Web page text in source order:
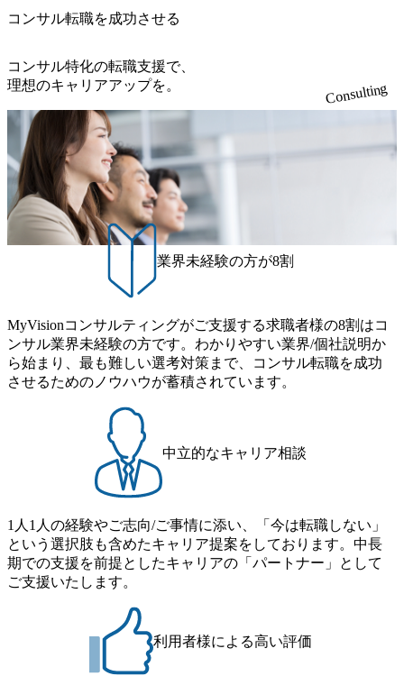
かの実務経験を有する方 - MBB及び戦略ファームでのコ
ンサルティング経験2年以上 - BIG4のStrategy部門におけ
ミュニケーション能力をお持ちの方 ・最新のトレンド・テ
ーマや事例にキャッチアップし、バイタリティーを持って
向を把握し、クライアントや自社への提案などに積極的に
関わることができる方 ・スケジューリング(優先順位付け含
む)など、ビジネスベーシックスキルが習得できている方
てプロジェクト全体の品質担保やマネジメント全般を担
り、クライアントとのリレーションを発展・拡大させるこ
とをミッションとする。自社へ提言の質を常に高く担保す
る責任を担う。 ● 裁量権 弊社は2019年11月に設立され、成
長期といわれるフェーズにあります。 事業・組織を拡大し
ていく時期のため、メンバーや組織がスケールしていく過
程を体感できます。 また、希望者はパートナー以外でも大
手役員の方へのセールスにも参加できる環境です。 自ら案
件を取り、プロジェクト体制を作っていくことも可能で
す。 ● 事業会社機能にも携われる 弊社にはコンサルティン
グ事業以外にもSaaSプロダクト・メディア・地方創生事業
があるため、上記事業に携わることも可能です。コンサル
タントとしての経験を活かしながら自らプロダクト開発や
自社の業務改善ができます。(希望者のみとなります) ● BIG
4・アクセンチュアをはじめとした大手外資系コンサルファ
ーム出身者が多く集まっています ● 平均年齢は35歳で、幅
広い年齢の方が活躍しています ● インダストリー・ソリュ
ーションで区切られていない組織です(ワンプール制) ● 海外
事業拠点をシンガポールに設立し、グローバル案件に対応
するコンサルティング体制を構築しています 東京都中央区
八重洲2-2-1 東京ミッドタウン八重洲 八重洲セントラルタワ
ー8階 受動喫煙対策 : 執務室内禁煙、ビル内喫煙室あり WE
B 書類選考通過後に、GAB試験に合格している方 ● テクノ
ロジーコンサルタント ・4年生大学卒業に限る ・大手総合
サルティング経験5年以上 ● 戦略コンサルタント ・4年生大
学卒業に限る ・以下のいずれかの実務経験を有する方
- MBB及び戦略ファームでのコンサルティング経験2年以
上 - BIG4のStrategy部門におけるコンサルティング経験2
プし、バイタリティーを持ってチャレンジできる方 ・自ら
コンサル業界やクライアント動向を把握し、クライアント
ス） 世界49カ国に約73万人以上（2024年5月時点）の社員を
擁し、世界120以上の国の企業を顧客に売上641億ドルを誇
を上回る規模感)、営業利益率も約15％と驚異的な数字とな
っている、売上・従業員数共にこの8年間で4倍近くの成長
を遂げていることから、今後も高い成長が見込まれる 多く
の技術者を抱えており、アビームコンサルティングに続い
て日本国内2番目にSAP認定コンサルタント制度の有資格者
数が多く、特にIT領域に強みを持つ グローバルのポジショ
ンに自由に応募できる社内の転職ツール「キャリアズ・マ
ーケットプレイス」が存在し、本ツールを活用で上司の引
き留めを受けずに移動が可能である（異動者は年間約1,000
名） 残業時間や有休取得率など約10項目を数値化すること
で、実行前後で離職率を半減させることに成功した 18時以
降の会議を原則禁止としているほか、在宅勤務制度の全社
展開、ハラスメント抑止に向けた研修の拡充、社外窓口設
置など徹底的な仕組み化を推進する 育休取得率は男性6
5%、女性100%と全国平均を上回る実績を持ち、女性の管理
職率も21.8%（2023年12月時点）とフレキシブルな働き方を
提供 2026年8月22日(土) 9:00～19:30頃 ※選考会参加人数に
より変動 2026年8月7日(金) 16:00 参加予定DTE ① MRS-IMS
(旧ITXO-IMS) ② TS&T(旧TS&A) ③ CyberSecurity ④ IES ⑤ I
TS-Fukuoka ⑥ AMS-PRD ⑦ AMS-H&PS オンライン (Teams)
UI) レバレジーズで活躍するメンバー紹介！〜 営業職種編
来黒字を維持し、急成長中でありながら安定した事業を展
開し、高い安定性を持つ企業へと成長している 10年後に1兆
円を目指す日本にもなかなかないメガベンチャー。創業か
ら黒字経営。年間130%成長 https://storage.googleapis.com/our-
vision-production.appspot.com/public/images/20251030164405_5c
527843-d227-4df8-b86c-5587f843fdf6_1200x471.webp https://stor
age.googleapis.com/our-vision-production.appspot.com/public/imag
es/20251030164946_dc0888f6-0539-4887-84d7-34c8d8544226_1
200x666.webp 年間100億円規模の投資の元、10以上もの新規
事業を立ち上げているため様々な業界を経験することが可
能 社内転職が活発であり、多様なスキルを1社で身に着ける
ことが可能 事業開発・運用を内包かする「オールインハウ
ス」型の組織体。社内スカウトや社内公募制度を用いて主
体的かつ柔軟なキャリア形成が可能。 https://storage.googleap
165942_70f09968-1b27-43e6-b849-1cd107c4f488_1200x698.web
p ## 働き方／WLB／待遇 内装8億円超のかっこいいオフィ
スがあり、 働き甲斐のあるランキング、新卒注目ランキン
グ受賞歴多数 あえての未上場であり株主からの圧力がない
的な成長を若手に任せられる環境 対面でのコミュニケーシ
ョンメリットを重視するため出社勤務。1日の労働時間平均
9.2時間、有休消化率81%(2024年度の年間データ、エンジニ
ア組織） 2026年8月22日(土) 10:00～最長16:00 2026年8月10
日(月) 16:00 ※応募者が定員を上回る場合は、厳正なる審査
の上参加者を決定させていただきます。ご了承ください。
● 当日の流れ 受付 → 会社説明会 → 面接(会社説明会終了
後、随時ご案内) ※全てリモートにて実施します。 ※参加
される方に個別に当日の面接案内をお送りいたします。 ※
通常の選考フローと異なり、事前に適性検査をご受検いた
だきます。 ● 詳細 デジタルイノベーション事業部でのポジ
ションサーチになります。 ご経験やスキル、そして適性や
志向性に合わせて、以下のいずれかの役割でご活躍いただ
きます。 ※本求人はレバテック株式会社の雇用となりま
コンサル転職を成功させる
コンサル特化の転職支援で、
理想のキャリアアップを。
Consulting
業界未経験の方が8割
MyVisionコンサルティングがご支援する求職者様の8割はコ
ンサル業界未経験の方です。わかりやすい業界/個社説明か
ら始まり、最も難しい選考対策まで、コンサル転職を成功
させるためのノウハウが蓄積されています。
中立的なキャリア相談
1人1人の経験やご志向/ご事情に添い、「今は転職しない」
という選択肢も含めたキャリア提案をしております。中長
期での支援を前提としたキャリアの「パートナー」として
ご支援いたします。
利用者様による高い評価